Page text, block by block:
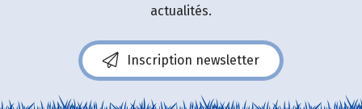
actualités.
Inscription newsletter